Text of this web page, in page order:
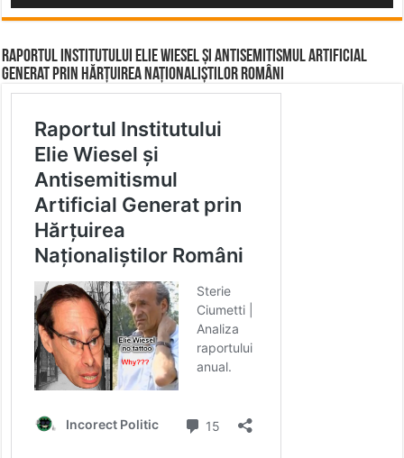
Raportul Institutului Elie Wiesel și Antisemitismul Artificial
Generat prin Hărțuirea Naționaliștilor Români